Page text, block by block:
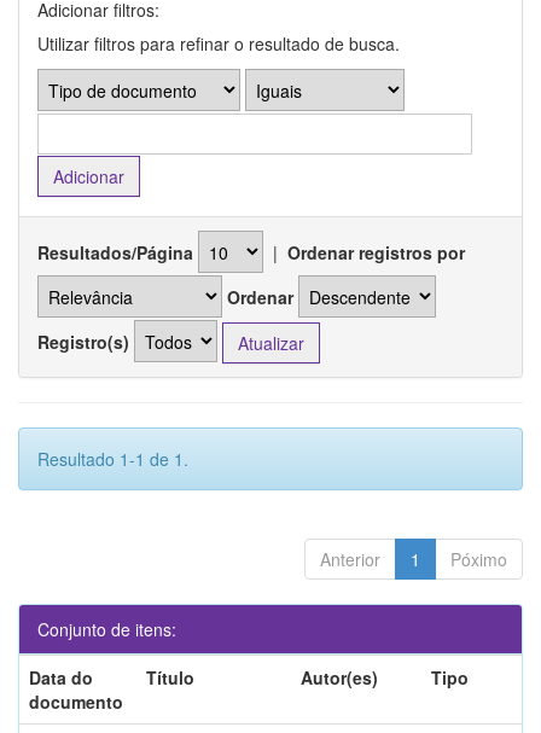
Adicionar filtros:
Utilizar filtros para refinar o resultado de busca.
Resultados/Página | Ordenar registros por
Ordenar
Registro(s)
Resultado 1-1 de 1.
Anterior 1 Póximo
Conjunto de itens:
Data do
documento
Título Autor(es) Tipo